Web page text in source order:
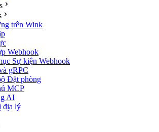
trên Wink
Webhook
Sự kiện Webhook
gRPC
Đặt phòng
MCP
AI
địa lý